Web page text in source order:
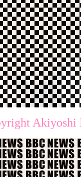
Akiyoshi